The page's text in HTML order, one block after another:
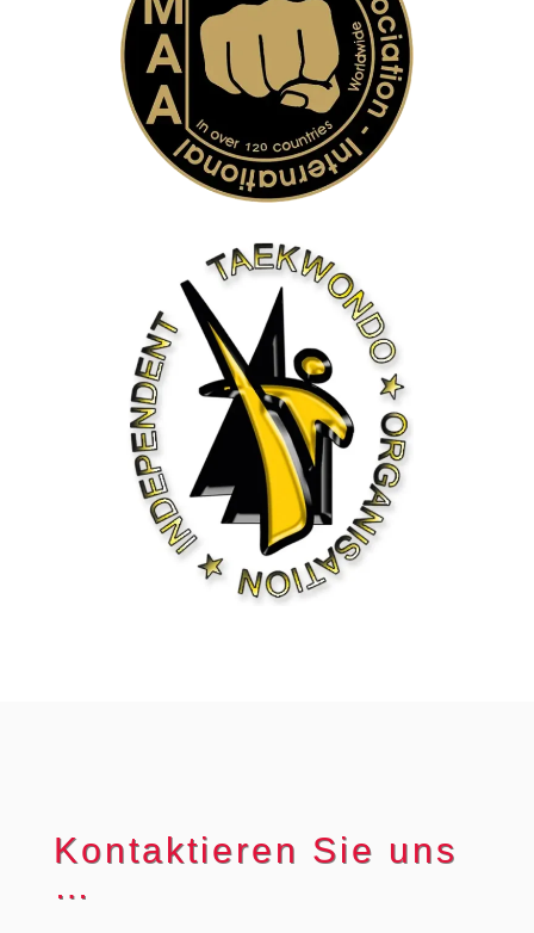
Kontaktieren Sie uns
…